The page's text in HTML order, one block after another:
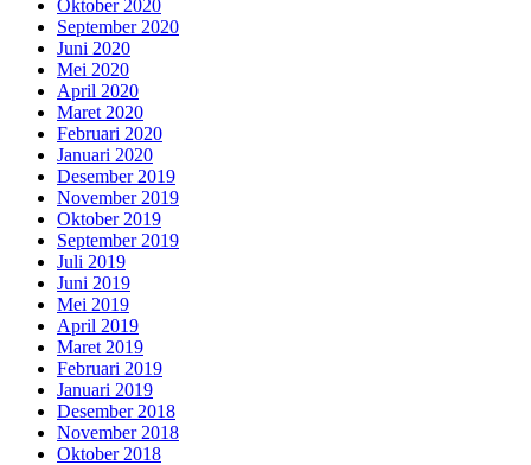
Oktober 2020
September 2020
Juni 2020
Mei 2020
April 2020
Maret 2020
Februari 2020
Januari 2020
Desember 2019
November 2019
Oktober 2019
September 2019
Juli 2019
Juni 2019
Mei 2019
April 2019
Maret 2019
Februari 2019
Januari 2019
Desember 2018
November 2018
Oktober 2018